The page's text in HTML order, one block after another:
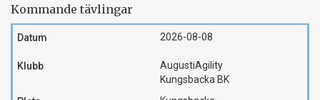
Kommande tävlingar
2026-08-08
AugustiAgility
Kungsbacka BK